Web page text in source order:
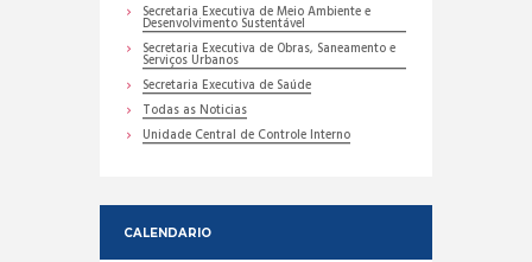
Secretaria Executiva de Meio Ambiente e
Desenvolvimento Sustentável
Secretaria Executiva de Obras, Saneamento e
Serviços Urbanos
Secretaria Executiva de Saúde
Todas as Noticias
Unidade Central de Controle Interno
CALENDARIO